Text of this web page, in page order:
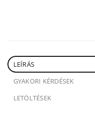
LEÍRÁS
GYAKORI KÉRDÉSEK
LETÖLTÉSEK